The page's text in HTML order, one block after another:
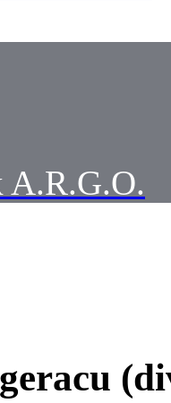
A.R.G.O.